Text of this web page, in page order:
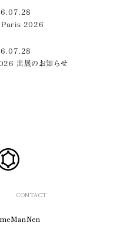
Paris 2026
出展のお知らせ
CONTACT